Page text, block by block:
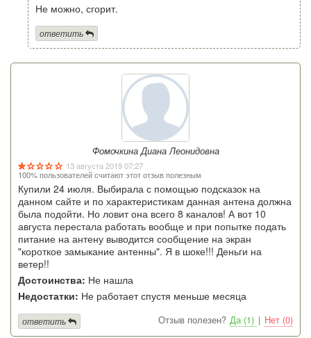
Не можно, сгорит.
ответить
Фомочкина Диана Леонидовна
13 августа 2019 07:27
100% пользователей считают этот отзыв полезным
Купили 24 июля. Выбирала с помощью подсказок на
данном сайте и по характеристикам данная антена должна
была подойти. Но ловит она всего 8 каналов! А вот 10
августа перестала работать вообще и при попытке подать
питание на антену выводится сообщение на экран
"короткое замыкание антенны". Я в шоке!!! Деньги на
ветер!!
Достоинства: Не нашла
Недостатки: Не работает спустя меньше месяца
Отзыв полезен? Да (1) | Нет (0)
ответить